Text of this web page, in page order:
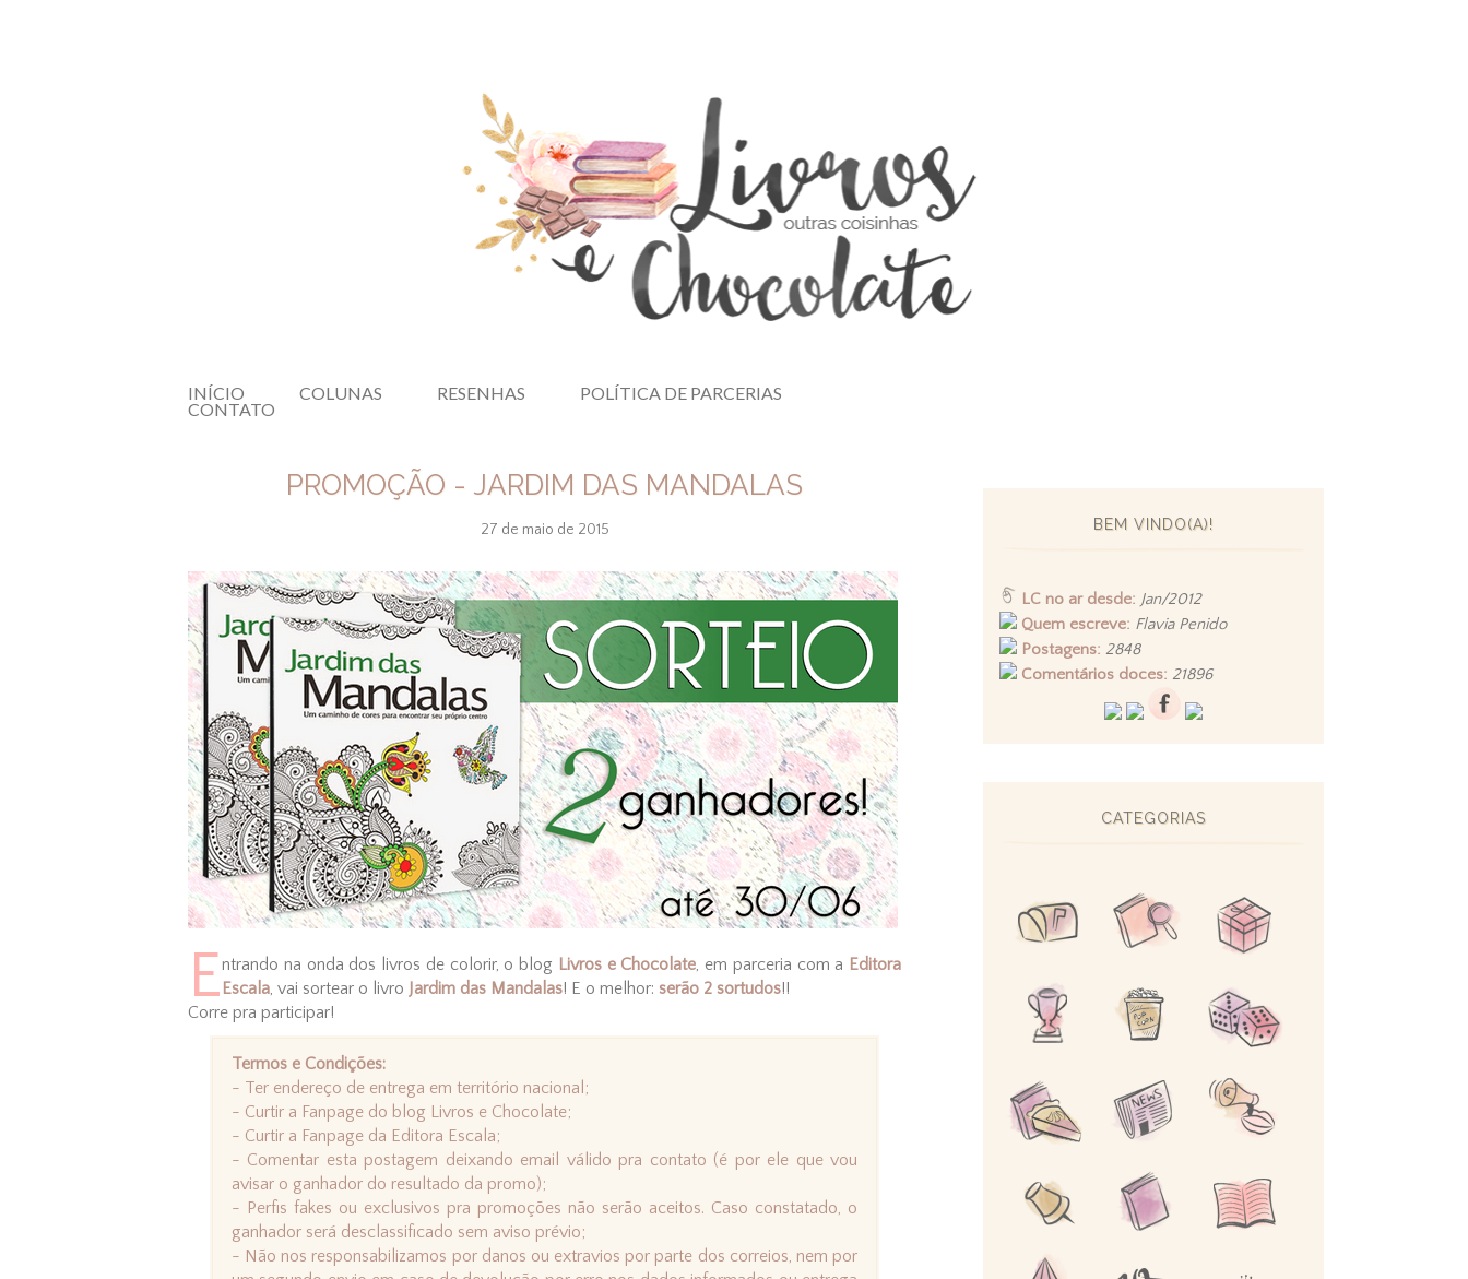
INÍCIO COLUNAS RESENHAS POLÍTICA DE PARCERIAS
CONTATO
PROMOÇÃO - JARDIM DAS MANDALAS
27 de maio de 2015
Entrando na onda dos livros de colorir, o blog Livros e Chocolate , em parceria com a Editora
Escala , vai sortear o livro Jardim das Mandalas! E o melhor: serão 2 sortudos!!
Corre pra participar!
Termos e Condições:
- Ter endereço de entrega em território nacional;
- Curtir a Fanpage do blog Livros e Chocolate;
- Curtir a Fanpage da Editora Escala;
- Comentar esta postagem deixando email válido pra contato (é por ele que vou
avisar o ganhador do resultado da promo);
- Perfis fakes ou exclusivos pra promoções não serão aceitos. Caso constatado, o
ganhador será desclassificado sem aviso prévio;
- Não nos responsabilizamos por danos ou extravios por parte dos correios, nem por
BEM VINDO(A)!
LC no ar desde: Jan/2012
Quem escreve: Flavia Penido
Postagens: 2848
Comentários doces: 21896
CATEGORIAS